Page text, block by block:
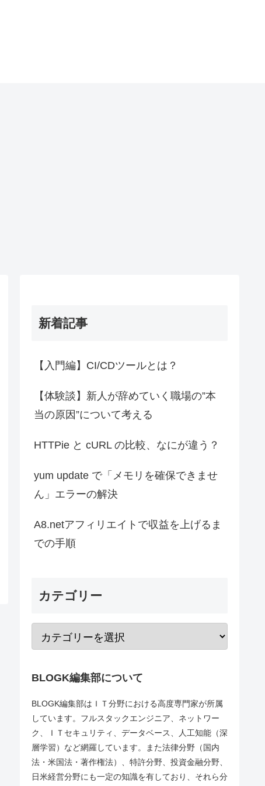
新着記事
【入門編】CI/CDツールとは？
【体験談】新人が辞めていく職場の”本
当の原因”について考える
HTTPie と cURL の比較、なにが違う？
yum update で「メモリを確保できませ
ん」エラーの解決
A8.netアフィリエイトで収益を上げるま
での手順
カテゴリー
BLOGK編集部について
BLOGK編集部はＩＴ分野における高度専門家が所属
しています。フルスタックエンジニア、ネットワー
ク、ＩＴセキュリティ、データベース、人工知能（深
層学習）など網羅しています。また法律分野（国内
法・米国法・著作権法）、特許分野、投資金融分野、
日米経営分野にも一定の知識を有しており、それら分